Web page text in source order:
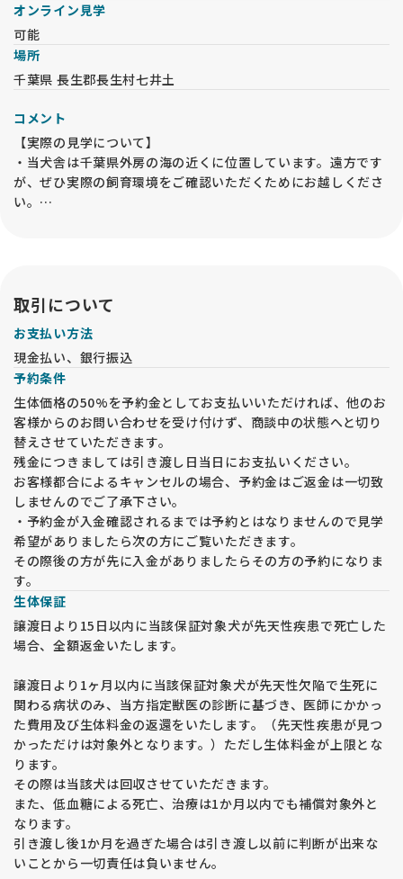
オンライン見学
可能
場所
千葉県 長生郡長生村七井土
コメント
【実際の見学について】
・当犬舎は千葉県外房の海の近くに位置しています。遠方です
が、ぜひ実際の飼育環境をご確認いただくためにお越しくださ
い。
ご覧いただけます。
【見学予約の手続き】
・見学は申込順に整理して対応いたします。日時未定の方は優
先されませんので、必ず日時を指定してください。後から日時
を指定された方が優先される場合があります。
・見学日時の最終受付は 15時 です。
・見学の際は 人数や来舎方法 を事前に確認し、確定された方
にのみ住所の近隣案内をお伝えします。
・ナビに当犬舎の住所が出ないため、指定の近隣住所でご案内
します。
・駐車場は1台分のみです。周辺に有料駐車場はありませんの
でご注意ください。
【健康管理と感染症対策】
・コロナウイルス感染症が5類に分類された後も、マスク着用
をお願いしています。マスク未着用の場合、見学をお断りいた
します。
・玄関で体温測定を行います。体温が37度以上の場合や咳など
の症状がある場合、見学をお断りすることがあります。
・見学当日および1週間以内に発熱や風邪症状がある場合は、
事前に見学の変更をご連絡ください。
【見学の注意点】
・購入を前提とした方のみ見学を受け付けています。 子犬を抱
きたい、見たいだけの方はご遠慮ください。
・見学希望の子犬の兄弟犬はご希望に応じてご覧いただけます
が、他に生まれている子犬を見たいというご要望にはお応えで
きません。その場合、一度キャンセルし、改めて見学の申し込
みをお願いします。
・ドッグショーや外掛けの予定により、見学時間の変更やお断
取引について
お支払い方法
現金払い、銀行振込
予約条件
生体価格の50%を予約金としてお支払いいただければ、他のお
客様からのお問い合わせを受け付けず、商談中の状態へと切り
替えさせていただきます。
残金につきましては引き渡し日当日にお支払いください。
お客様都合によるキャンセルの場合、予約金はご返金は一切致
しませんのでご了承下さい。
・予約金が入金確認されるまでは予約とはなりませんので見学
希望がありましたら次の方にご覧いただきます。
その際後の方が先に入金がありましたらその方の予約になりま
す。
生体保証
譲渡日より15日以内に当該保証対象犬が先天性疾患で死亡した
場合、全額返金いたします。
譲渡日より1ヶ月以内に当該保証対象犬が先天性欠陥で生死に
関わる病状のみ、当方指定獣医の診断に基づき、医師にかかっ
た費用及び生体料金の返還をいたします。（先天性疾患が見つ
かっただけは対象外となります。）ただし生体料金が上限とな
ります。
その際は当該犬は回収させていただきます。
また、低血糖による死亡、治療は1か月以内でも補償対象外と
なります。
引き渡し後1か月を過ぎた場合は引き渡し以前に判断が出来な
いことから一切責任は負いません。